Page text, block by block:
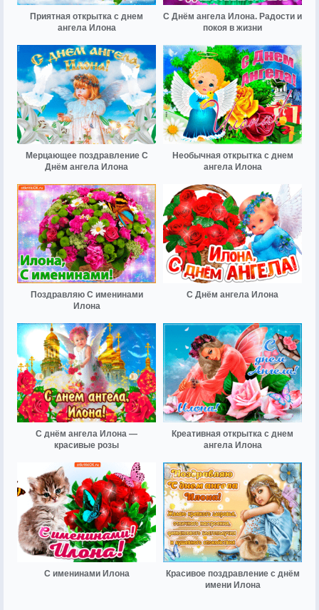
Приятная открытка с днем
ангела Илона
С Днём ангела Илона. Радости и
покоя в жизни
Мерцающее поздравление С
Днём ангела Илона
Необычная открытка с днем
ангела Илона
Поздравляю С именинами
Илона
С Днём ангела Илона
С днём ангела Илона —
красивые розы
Креативная открытка с днем
ангела Илона
С именинами Илона
Красивое поздравление с днём
имени Илона